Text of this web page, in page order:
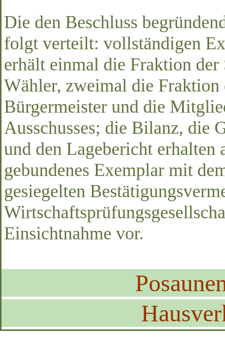
Die den Beschluss
folgt verteilt: vollständigen
erhält einmal die Fraktion
Wähler, zweimal die
Bürgermeister und die
Ausschusses; die Bilanz, die
und den Lagebericht erhalten
gebundenes Exemplar mit
gesiegelten
Einsichtnahme vor.